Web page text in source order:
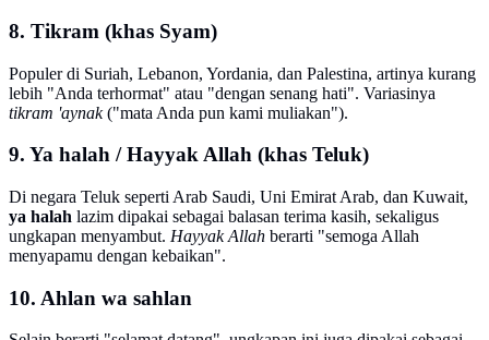
8. Tikram (khas Syam)
Populer di Suriah, Lebanon, Yordania, dan Palestina, artinya kurang
lebih "Anda terhormat" atau "dengan senang hati". Variasinya
tikram 'aynak("mata Anda pun kami muliakan").
9. Ya halah / Hayyak Allah (khas Teluk)
Di negara Teluk seperti Arab Saudi, Uni Emirat Arab, dan Kuwait,
ya halah lazim dipakai sebagai balasan terima kasih, sekaligus
ungkapan menyambut. Hayyak Allah berarti "semoga Allah
menyapamu dengan kebaikan".
10. Ahlan wa sahlan